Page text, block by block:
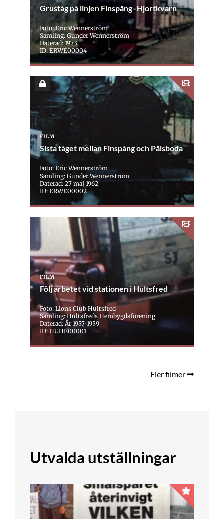
Gruståg på linjen Finspång–Hjortkvarn
Foto: Eric Wennerström
Samling: Gunder Wennerström
Daterad: 1973
ID: ERWE00004
FILM
Sista tåget mellan Finspång och Pålsboda
Foto: Eric Wennerström
Samling: Gunder Wennerström
Daterad: 27 maj 1962
ID: ERWE00002
FILM
Följ arbetet vid stationen i Hultsfred
Foto: Lions Club Hultsfred
Samling: Hultsfreds Hembygdsförening
Daterad: År 1957-1959
ID: HUHE00001
Fler filmer
Utvalda utställningar